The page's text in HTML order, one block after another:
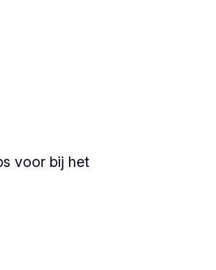
voor bij het